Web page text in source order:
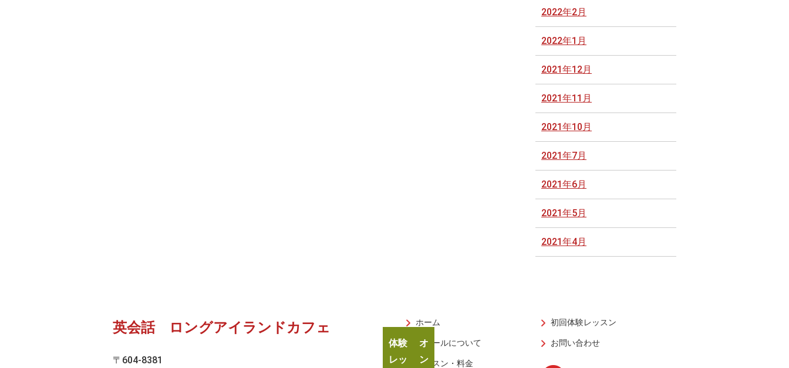
2022年2月
2022年1月
2021年12月
2021年11月
2021年10月
2021年7月
2021年6月
2021年5月
2021年4月
英会話 ロングアイランドカフェ
〒604-8381
ホーム
スクールについて
レッスン・料金
初回体験レッスン
お問い合わせ
体験
レッ
オ
ン